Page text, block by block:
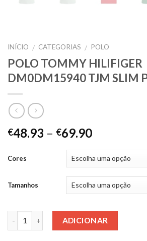
INÍCIO / CATEGORIAS / POLO
POLO TOMMY HILIFIGER
DM0DM15940 TJM SLIM
€48.93 – €69.90
Cores
Tamanhos
Quantidade ADICIONAR